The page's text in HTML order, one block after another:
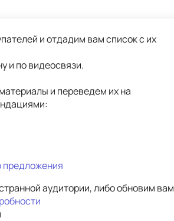
и отдадим вам список с их
и по видеосвязи.
и переведем их на
аудитории, либо обновим вам